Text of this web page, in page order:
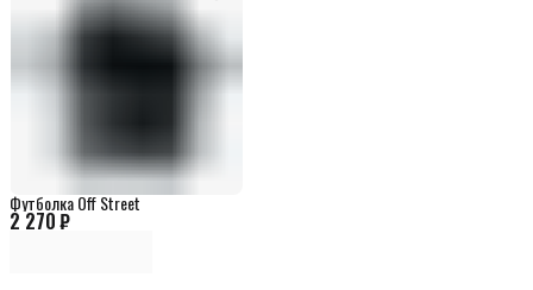
2 270 ₽
Футболка Off Street